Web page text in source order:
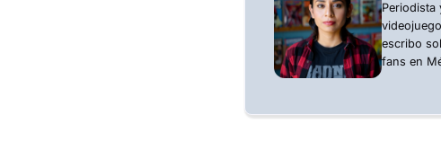
Periodista
escribo
fans en